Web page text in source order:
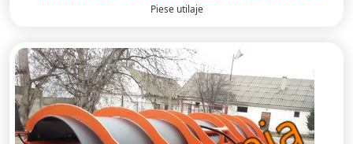
Piese utilaje